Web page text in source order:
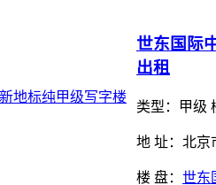
世东国际
出租
类型： 甲级
地 址：北京
楼 盘： 世东